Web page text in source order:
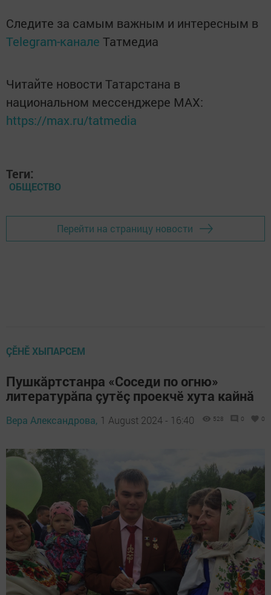
Следите за самым важным и интересным в
Telegram-канале Татмедиа
Читайте новости Татарстана в
национальном мессенджере MАХ:
https://max.ru/tatmedia
Теги:
ОБЩЕСТВО
Перейти на страницу новости
ÇӖНӖ ХЫПАРСЕМ
Пушкăртстанра «Соседи по огню»
литературăпа çутӗç проекчӗ хута кайнă
Вера Александрова, 1 August 2024 - 16:40 528 0 0